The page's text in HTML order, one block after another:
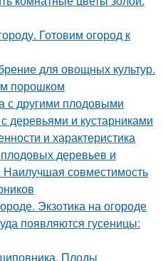
Готовим огород к
для овощных культур.
порошком
с другими плодовыми
деревьями и кустарниками
и характеристика
деревьев и
Наилучшая совместимость
Экзотика на огороде
появляются гусеницы:
Плоды